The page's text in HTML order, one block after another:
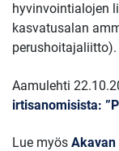
hyvinvointialojen
kasvatusalan
perushoitajaliitto).
Aamulehti
irtisanomisista:
Lue myös